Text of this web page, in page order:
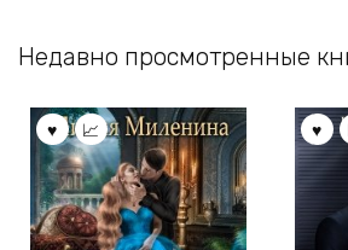
Недавно просмотренные